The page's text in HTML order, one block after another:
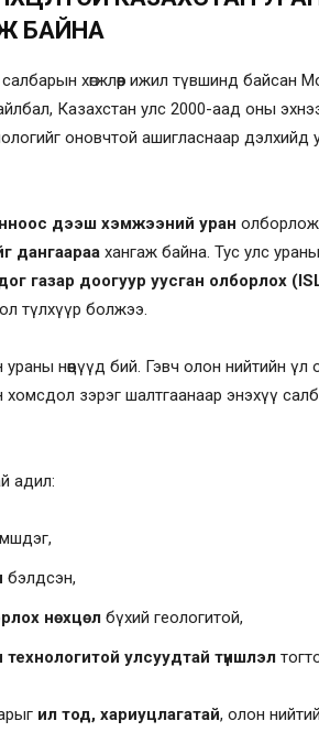
БАЙНА
хөгжлөөр ижил түвшинд байсан
Казахстан улс 2000-аад оны
оновчтой ашигласнаар
дээш хэмжээний уран
дангаараа хангаж байна. Тус улс
газар доогуур уусган олборлох
түлхүүр болжээ.
ураны нөөцүүд бий. Гэвч олон нийтийн
зэрэг шалтгаанаар энэхүү салбар
адил:
бэлдсэн,
нөхцөл бүхий геологитой,
улсуудтай түншлэл
ил тод, хариуцлагатай, олон